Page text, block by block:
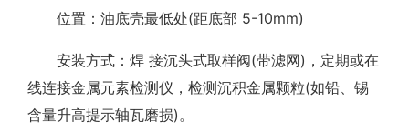
位置：油底壳最低处(距底部 5-10mm)
安装方式：焊 接沉头式取样阀(带滤网)，定期或在
线连接金属元素检测仪，检测沉积金属颗粒(如铅、锡
含量升高提示轴瓦磨损)。